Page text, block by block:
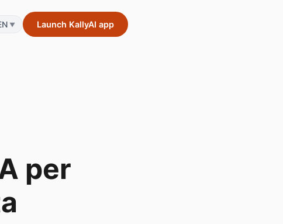
▼ Launch KallyAI app
per